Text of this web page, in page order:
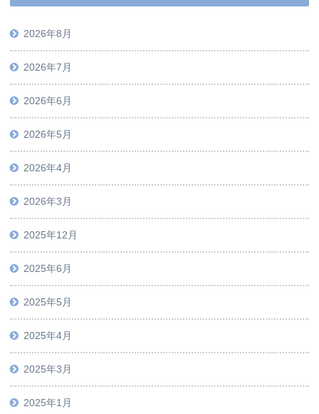
2026年8月
2026年7月
2026年6月
2026年5月
2026年4月
2026年3月
2025年12月
2025年6月
2025年5月
2025年4月
2025年3月
2025年1月